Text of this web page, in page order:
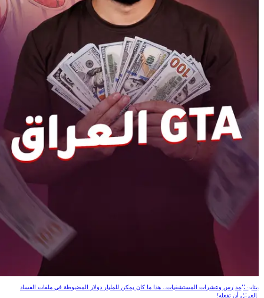
مئات المدارس وعشرات المستشفيات.. هذا ما كان يمكن للمليار دولار المضبوطة في ملفات الفساد
بالعراق أن تفعله!